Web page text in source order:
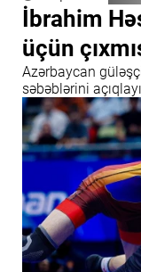
İbrahim
üçün
Azərbaycan
səbəblərini